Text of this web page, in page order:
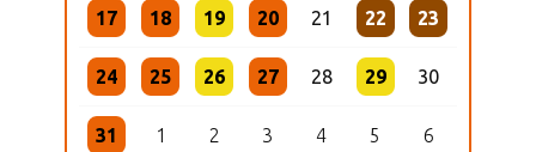
17 18 19 20 21 22 23
24 25 26 27 28 29 30
31 1 2 3 4 5 6